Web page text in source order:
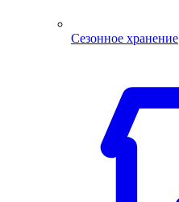
Сезонное хранение